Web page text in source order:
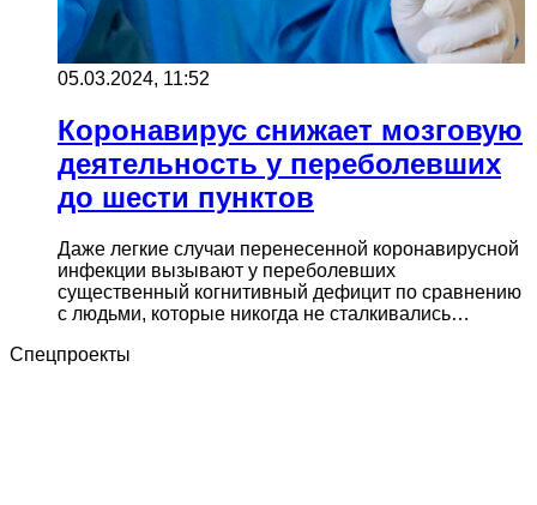
05.03.2024, 11:52
Коронавирус снижает мозговую
деятельность у переболевших
до шести пунктов
Даже легкие случаи перенесенной коронавирусной
инфекции вызывают у переболевших
существенный когнитивный дефицит по сравнению
с людьми, которые никогда не сталкивались…
Спецпроекты